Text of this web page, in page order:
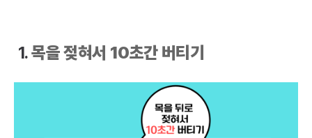
1.목을 젖혀서 10초간 버티기